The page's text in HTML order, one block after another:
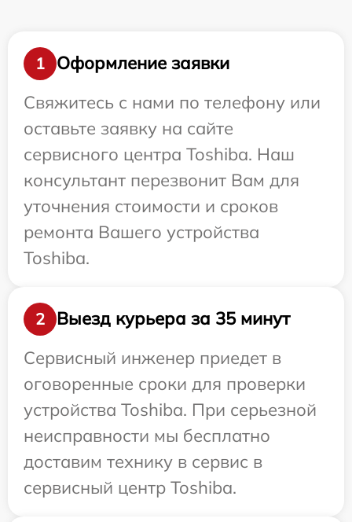
1
Оформление заявки
Свяжитесь с нами по телефону или
оставьте заявку на сайте
сервисного центра Toshiba. Наш
консультант перезвонит Вам для
уточнения стоимости и сроков
ремонта Вашего устройства
Toshiba.
2
Выезд курьера за 35 минут
Сервисный инженер приедет в
оговоренные сроки для проверки
устройства Toshiba. При серьезной
неисправности мы бесплатно
доставим технику в сервис в
сервисный центр Toshiba.